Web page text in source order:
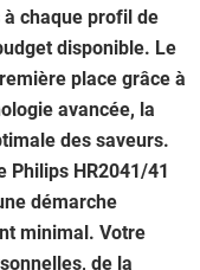
chaque profil de
disponible. Le
place grâce à
avancée, la
des saveurs.
Philips HR2041/41
démarche
minimal. Votre
de la